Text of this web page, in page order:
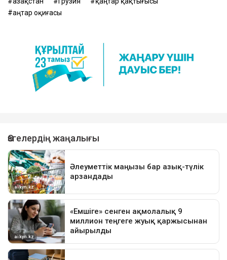
Қаңтар оқиғасы